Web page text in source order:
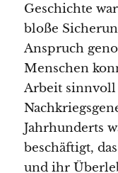
Geschichte
bloße
Anspruch
Menschen
Arbeit sinnvoll
Jahrhunderts
beschäftigt,
und ihr